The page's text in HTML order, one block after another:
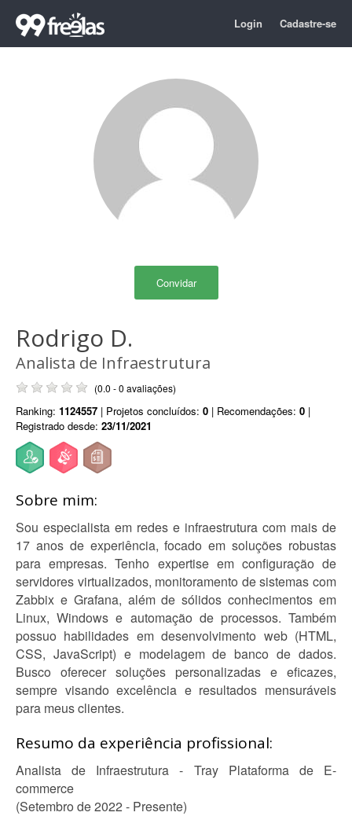
Login Cadastre-se
Convidar
Rodrigo D.
Analista de Infraestrutura
(0.0 - 0 avaliações)
Ranking: 1124557 | Projetos concluídos: 0 | Recomendações: 0 |
Registrado desde: 23/11/2021
Sobre mim:
Sou especialista em redes e infraestrutura com mais de
17 anos de experiência, focado em soluções robustas
para empresas. Tenho expertise em configuração de
servidores virtualizados, monitoramento de sistemas com
Zabbix e Grafana, além de sólidos conhecimentos em
Linux, Windows e automação de processos. Também
possuo habilidades em desenvolvimento web (HTML,
CSS, JavaScript) e modelagem de banco de dados.
Busco oferecer soluções personalizadas e eficazes,
sempre visando excelência e resultados mensuráveis
para meus clientes.
Resumo da experiência profissional:
Analista de Infraestrutura - Tray Plataforma de E-
commerce
(Setembro de 2022 - Presente)